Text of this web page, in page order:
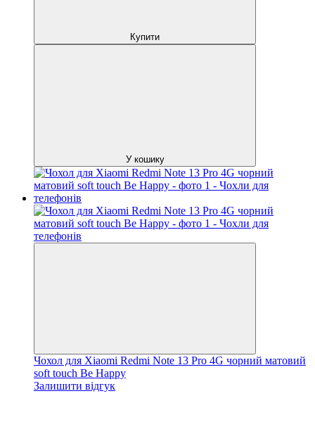
Купити
У кошику
Чохол для Xiaomi Redmi Note 13 Pro 4G чорний матовий
soft touch Be Happy
Залишити відгук